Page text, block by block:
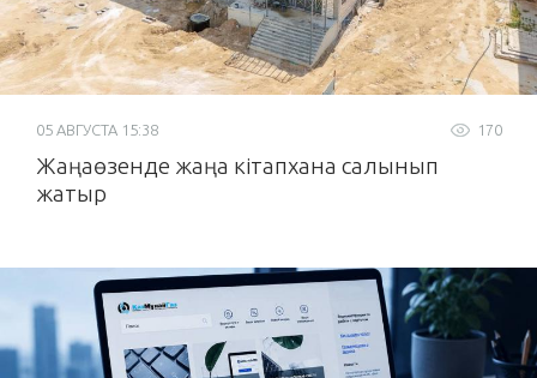
170
05 АВГУСТА 15:38
Жаңаөзенде жаңа кітапхана салынып
жатыр